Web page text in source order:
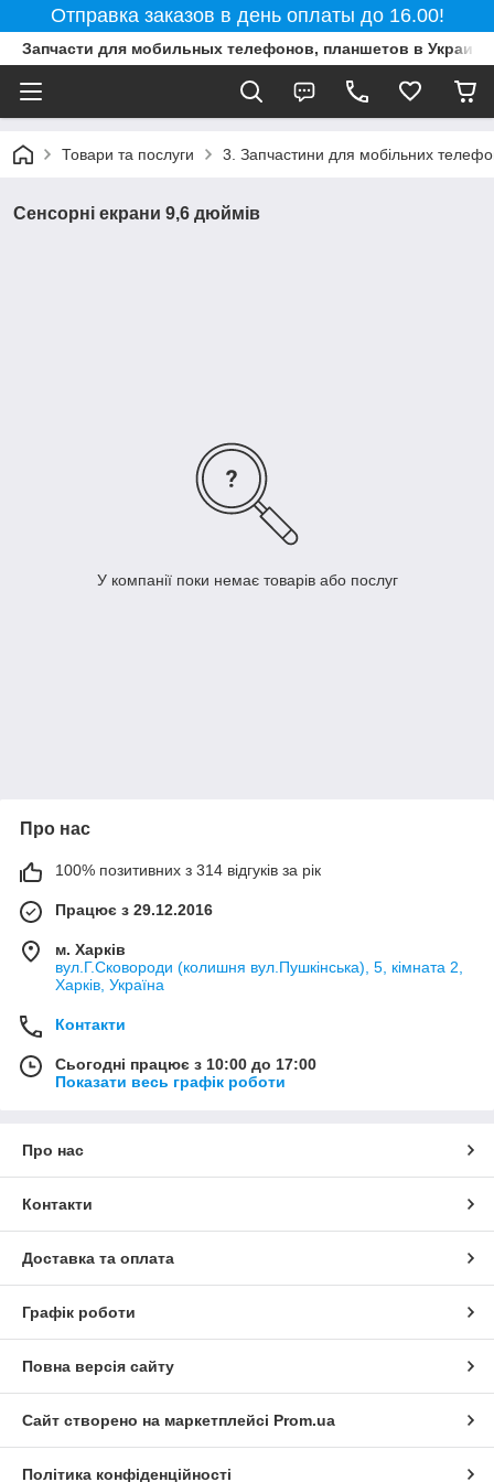
Отправка заказов в день оплаты до 16.00!
Запчасти для мобильных телефонов, планшетов в
Товари та послуги 3. Запчастини для мобільних
Сенсорні екрани 9,6 дюймів
У компанії поки немає товарів або послуг
Про нас
100% позитивних з 314 відгуків за рік
Працює з 29.12.2016
м. Харків
вул.Г.Сковороди (колишня вул.Пушкінська), 5, кімната 2,
Харків, Україна
Контакти
Сьогодні працює з 10:00 до 17:00
Показати весь графік роботи
Про нас
Контакти
Доставка та оплата
Графік роботи
Повна версія сайту
Сайт створено на маркетплейсі Prom.ua
Політика конфіденційності